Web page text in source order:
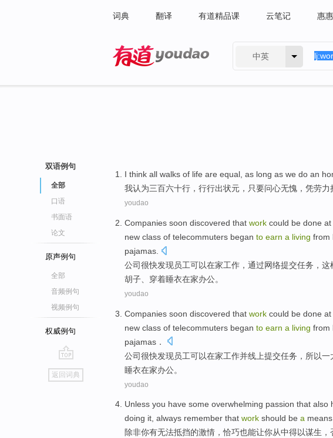
词典 翻译 有道精品课 云笔记 惠惠
中英
双语例句
全部
口语
书面语
论文
原声例句
全部
音频例句
视频例句
权威例句
go
top
返回词典
I think all walks of life are equal, as long as we do an
我认为三百六十行， 行行出状元， 只要问心无愧 ，凭劳
youdao
Companies soon discovered that work could be done at
new class of telecommuters began to earn a living from
pajamas
公司很快发现员工可以在家工作 ，通过网络提交任务， 这
胡子
穿着睡衣在家办公。
youdao
Companies soon discovered that work could be done at
new class of telecommuters began to earn a living from
pajamas ．
公司很快发现员工可以在家工作并线上提交任务， 所以一
睡衣在家办公。
youdao
Unless you have some overwhelming passion that also
doing it, always remember that work should be a means
除非你有无法抵挡的激情 ，恰巧也能让你从中得以谋生